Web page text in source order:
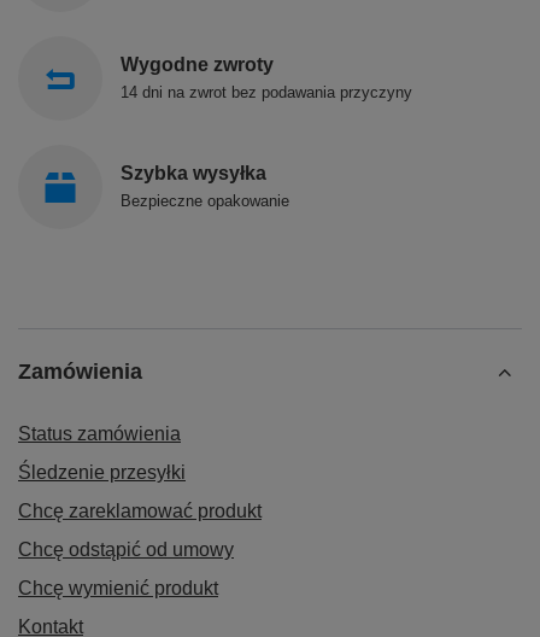
Wygodne zwroty
14 dni na zwrot bez podawania przyczyny
Szybka wysyłka
Bezpieczne opakowanie
Zamówienia
Status zamówienia
Śledzenie przesyłki
Chcę zareklamować produkt
Chcę odstąpić od umowy
Chcę wymienić produkt
Kontakt